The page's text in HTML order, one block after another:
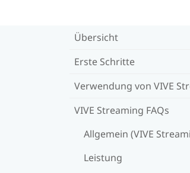
Übersicht
Erste Schritte
Verwendung von VIVE
VIVE Streaming FAQs
Allgemein (VIVE
Leistung